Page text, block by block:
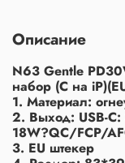
Описание
N63 Gentle
набор (C на
1. Материал:
2. Выход: USB-
18W?QC/FCP/
3. EU штекер